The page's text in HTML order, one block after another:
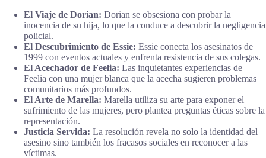
El Viaje de Dorian: Dorian se obsesiona con probar la
inocencia de su hija, lo que la conduce a descubrir la negligencia
policial.
El Descubrimiento de Essie: Essie conecta los asesinatos de
1999 con eventos actuales y enfrenta resistencia de sus colegas.
El Acechador de Feelia: Las inquietantes experiencias de
Feelia con una mujer blanca que la acecha sugieren problemas
comunitarios más profundos.
El Arte de Marella: Marella utiliza su arte para exponer el
sufrimiento de las mujeres, pero plantea preguntas éticas sobre la
representación.
Justicia Servida: La resolución revela no solo la identidad del
asesino sino también los fracasos sociales en reconocer a las
víctimas.